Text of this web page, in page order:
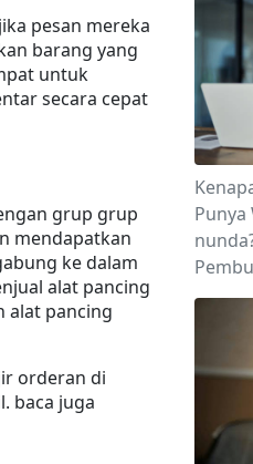
pesan mereka
barang yang
untuk
secara cepat
grup grup
mendapatkan
ke dalam
alat pancing
alat pancing
orderan di
baca juga
Punya